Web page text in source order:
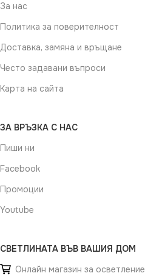
За нас
Политика за поверителност
Доставка, замяна и връщане
Често задавани въпроси
Карта на сайта
ЗА ВРЪЗКА С НАС
Пиши ни
Facebook
Промоции
Youtube
СВЕТЛИНАТА ВЪВ ВАШИЯ ДОМ
Онлайн магазин за осветление